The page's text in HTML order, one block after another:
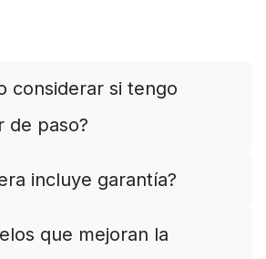
considerar si tengo
de paso?
incluye garantía?
que mejoran la